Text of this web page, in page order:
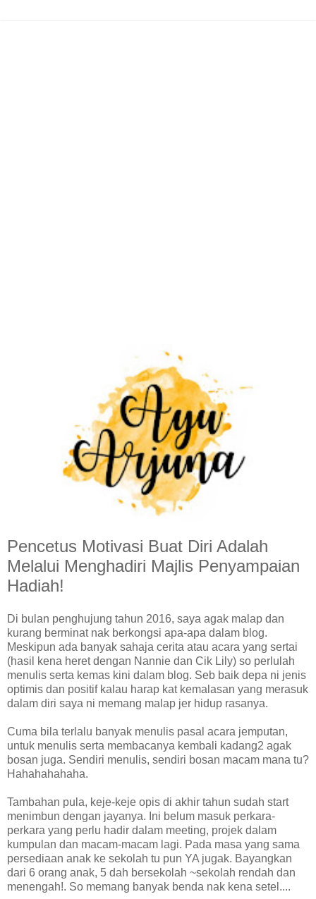
Pencetus Motivasi Buat Diri Adalah
Melalui Menghadiri Majlis Penyampaian
Hadiah!
Di bulan penghujung tahun 2016, saya agak malap dan
kurang berminat nak berkongsi apa-apa dalam blog.
Meskipun ada banyak sahaja cerita atau acara yang sertai
(hasil kena heret dengan Nannie dan Cik Lily) so perlulah
menulis serta kemas kini dalam blog. Seb baik depa ni jenis
optimis dan positif kalau harap kat kemalasan yang merasuk
dalam diri saya ni memang malap jer hidup rasanya.
Cuma bila terlalu banyak menulis pasal acara jemputan,
untuk menulis serta membacanya kembali kadang2 agak
bosan juga. Sendiri menulis, sendiri bosan macam mana tu?
Hahahahahaha.
Tambahan pula, keje-keje opis di akhir tahun sudah start
menimbun dengan jayanya. Ini belum masuk perkara-
perkara yang perlu hadir dalam meeting, projek dalam
kumpulan dan macam-macam lagi. Pada masa yang sama
persediaan anak ke sekolah tu pun YA jugak. Bayangkan
dari 6 orang anak, 5 dah bersekolah ~sekolah rendah dan
menengah!. So memang banyak benda nak kena setel....